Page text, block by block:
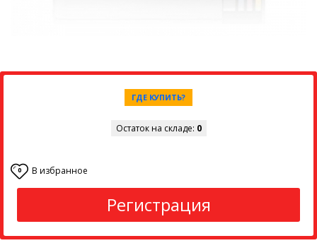
ГДЕ КУПИТЬ?
Остаток на складе: 0
0 В избранное
Регистрация